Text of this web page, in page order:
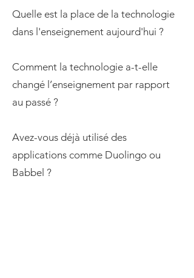
Quelle est la place de la technologie
dans l'enseignement aujourd'hui ?
Comment la technologie a-t-elle
changé l’enseignement par rapport
au passé ?
Avez-vous déjà utilisé des
applications comme Duolingo ou
Babbel ?